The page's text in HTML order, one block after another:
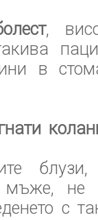
,
в
мъже, не
с